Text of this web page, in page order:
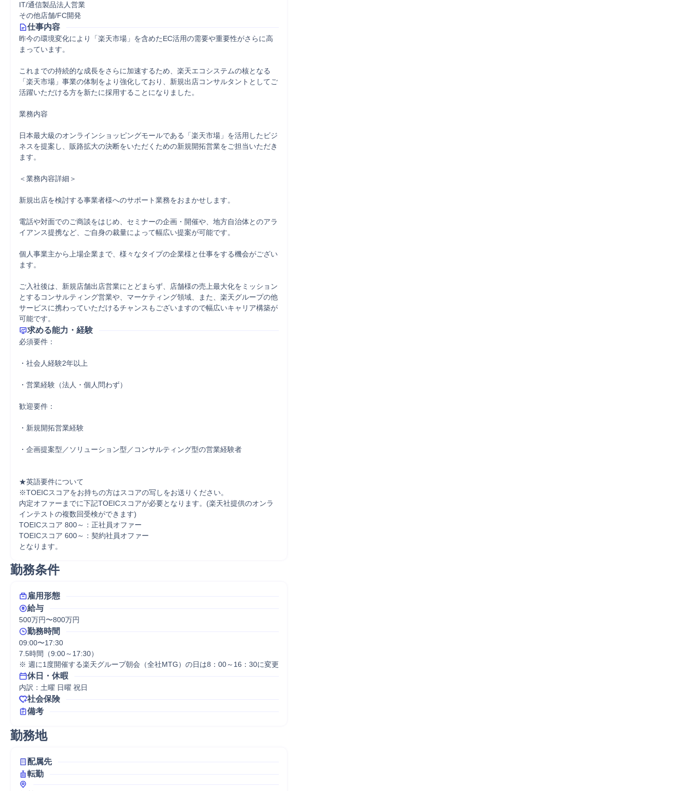
IT/通信製品法人営業
その他店舗/FC開発
仕事内容
昨今の環境変化により「楽天市場」を含めたEC活用の需要や重要性がさらに高
まっています。
これまでの持続的な成長をさらに加速するため、楽天エコシステムの核となる
「楽天市場」事業の体制をより強化しており、新規出店コンサルタントとしてご
活躍いただける方を新たに採用することになりました。
業務内容
日本最大級のオンラインショッピングモールである「楽天市場」を活用したビジ
ネスを提案し、販路拡大の決断をいただくための新規開拓営業をご担当いただき
ます。
＜業務内容詳細＞
新規出店を検討する事業者様へのサポート業務をおまかせします。
電話や対面でのご商談をはじめ、セミナーの企画・開催や、地方自治体とのアラ
イアンス提携など、ご自身の裁量によって幅広い提案が可能です。
個人事業主から上場企業まで、様々なタイプの企業様と仕事をする機会がござい
ます。
ご入社後は、新規店舗出店営業にとどまらず、店舗様の売上最大化をミッション
とするコンサルティング営業や、マーケティング領域、また、楽天グループの他
サービスに携わっていただけるチャンスもございますので幅広いキャリア構築が
可能です。
求める能力・経験
必須要件：
・社会人経験2年以上
・営業経験（法人・個人問わず）
歓迎要件：
・新規開拓営業経験
・企画提案型／ソリューション型／コンサルティング型の営業経験者
★英語要件について
※TOEICスコアをお持ちの方はスコアの写しをお送りください。
内定オファーまでに下記TOEICスコアが必要となります。(楽天社提供のオンラ
インテストの複数回受検ができます)
TOEICスコア 800～：正社員オファー
TOEICスコア 600～：契約社員オファー
となります。
勤務条件
雇用形態
給与
500万円〜800万円
勤務時間
09:00〜17:30
7.5時間（9:00～17:30）
※ 週に1度開催する楽天グループ朝会（全社MTG）の日は8：00～16：30に変更
休日・休暇
内訳：土曜 日曜 祝日
社会保険
備考
勤務地
配属先
転勤